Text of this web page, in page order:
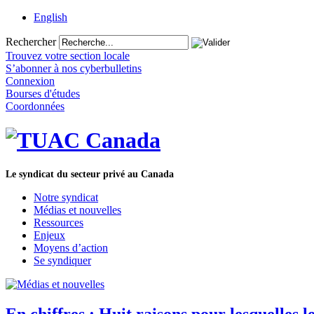
English
Rechercher
Trouvez votre section locale
S’abonner à nos cyberbulletins
Connexion
Bourses d'études
Coordonnées
Le syndicat du secteur privé au Canada
Notre syndicat
Médias et nouvelles
Ressources
Enjeux
Moyens d’action
Se syndiquer